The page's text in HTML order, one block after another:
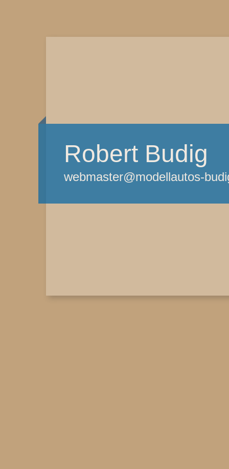
Robert Budig
webmaster@modellautos-